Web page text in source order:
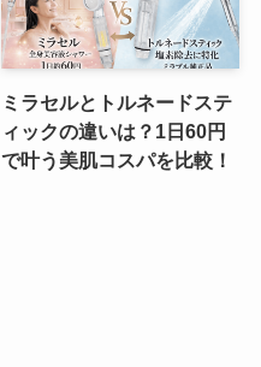
ミラセルとトルネードステ
ィックの違いは？1日60円
で叶う美肌コスパを比較！